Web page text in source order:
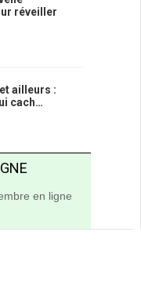
réveiller
ailleurs :
cach…
en ligne